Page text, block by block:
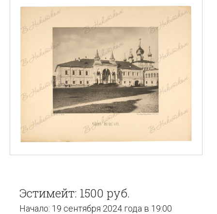
Эстимейт: 1500 руб.
Начало: 19 сентября 2024 года в 19:00